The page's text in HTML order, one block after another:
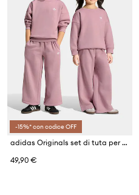
-15%* con codice OFF
adidas Originals set di tuta per bambini con cotone
49,90 €